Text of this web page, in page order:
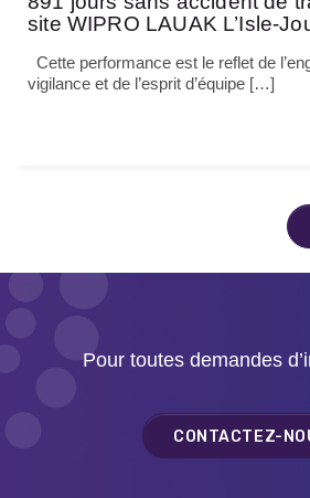
site WIPRO LAUAK L’Isle-
Cette performance est le reflet de
vigilance et de l’esprit d’équipe […]
Pour toutes demandes
CONTACTEZ-